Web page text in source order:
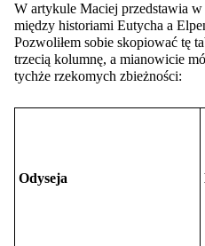
W artykule Maciej przedstawia
między historiami Eutycha a
Pozwoliłem sobie skopiować tę
trzecią kolumnę, a mianowicie
tychże rzekomych zbieżności:
Odyseja